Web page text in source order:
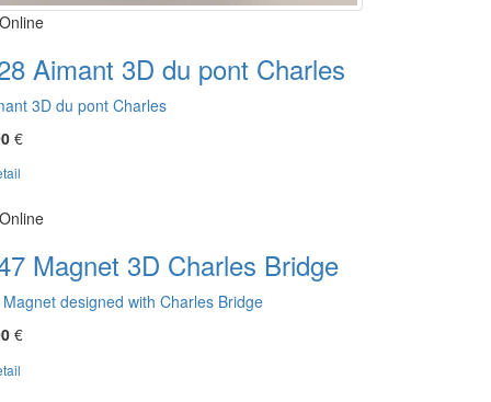
Aimant 3D du pont Charles
3D du pont Charles
€
Magnet 3D Charles Bridge
designed with Charles Bridge
€